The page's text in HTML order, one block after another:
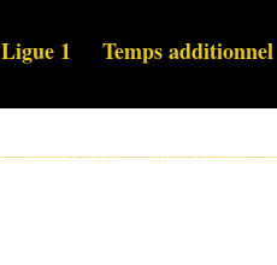
Ligue 1 Temps additionnel